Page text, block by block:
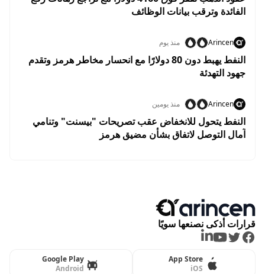
الفائدة وترقب بيانات الوظائف
Arincen منذ يوم
النفط يهبط دون 80 دولارًا مع انحسار مخاطر هرمز وتقدم
جهود التهدئة
Arincen منذ يومين
النفط يتحول للانخفاض عقب تصريحات "بيسنت" وتنامي
آمال التوصل لاتفاق بشأن مضيق هرمز
قرارات أذكى نصنعها سويًا
Facebook
Twitter
Youtube
LinkedIn
App Store
iOS
Google Play
Android